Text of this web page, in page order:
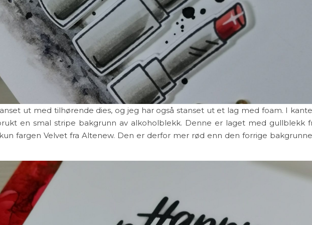
ut med tilhørende dies, og jeg har også stanset ut et lag med foam. I
en smal stripe bakgrunn av alkoholblekk. Denne er laget med gullblekk
fargen Velvet fra Altenew. Den er derfor mer rød enn den forrige